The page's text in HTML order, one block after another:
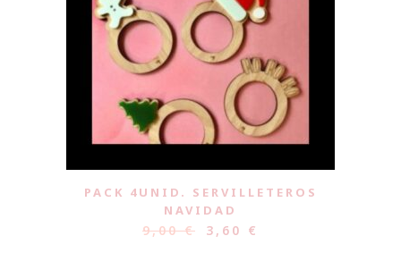
PACK 4UNID. SERVILLETEROS
NAVIDAD
9,00€ 3,60 €